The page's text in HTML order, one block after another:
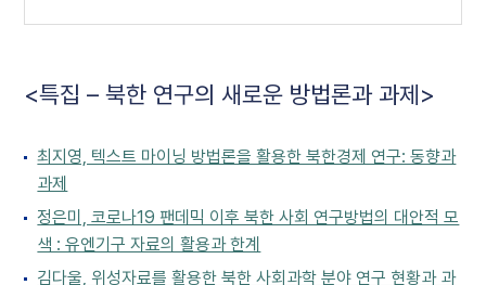
<특집 – 북한 연구의 새로운 방법론과 과제>
최지영, 텍스트 마이닝 방법론을 활용한 북한경제 연구: 동향과
과제
정은미, 코로나19 팬데믹 이후 북한 사회 연구방법의 대안적 모
색 : 유엔기구 자료의 활용과 한계
김다울, 위성자료를 활용한 북한 사회과학 분야 연구 현황과 과